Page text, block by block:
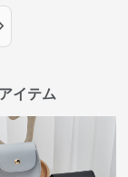
イテム